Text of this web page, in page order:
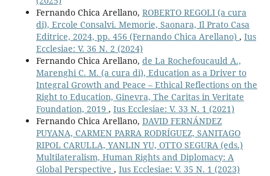
Fernando Chica Arellano, ROBERTO REGOLI (a cura
di), Ercole Consalvi. Memorie, Saonara, Il Prato Casa
Editrice, 2024, pp. 456 (Fernando Chica Arellano) , Ius
Ecclesiae: V. 36 N. 2 (2024)
Fernando Chica Arellano, de La Rochefoucauld A.,
Marenghi C. M. (a cura di), Education as a Driver to
Integral Growth and Peace – Ethical Reflections on the
Right to Education, Ginevra, The Caritas in Veritate
Foundation, 2019 , Ius Ecclesiae: V. 33 N. 1 (2021)
Fernando Chica Arellano, DAVID FERNÁNDEZ
PUYANA, CARMEN PARRA RODRÍGUEZ, SANITAGO
RIPOL CARULLA, YANLIN YU, OTTO SEGURA (eds.)
Multilateralism, Human Rights and Diplomacy: A
Global Perspective , Ius Ecclesiae: V. 35 N. 1 (2023)